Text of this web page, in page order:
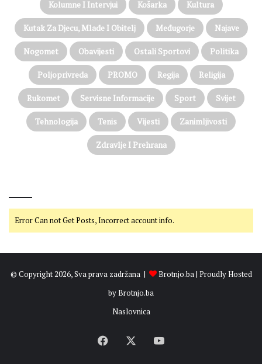
Kolumne I Intervjui Košarka Kultura
Kutak Za Djecu, Mlade I Obitelj Međugorje Najave
Nogomet Obavijesti Ostali Sportovi Politika
Poljoprivreda PROMO Regija Religija
Rukomet Servisne Informacije Sport Svijet
Tehnologija Tenis Vijesti Zanimljivosti
Zdravlje I Prehrana
Error Can not Get Posts, Incorrect account info.
© Copyright 2026, Sva prava zadržana | Brotnjo.ba| Proudly Hosted
byBrotnjo.ba
Naslovnica
Facebook YouTube